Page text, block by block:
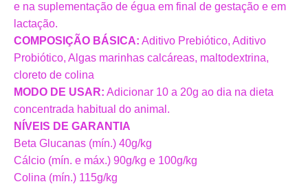
e na suplementação de égua em final de gestação e em
lactação.
COMPOSIÇÃO BÁSICA: Aditivo Prebiótico, Aditivo
Probiótico, Algas marinhas calcáreas, maltodextrina,
cloreto de colina
MODO DE USAR: Adicionar 10 a 20g ao dia na dieta
concentrada habitual do animal.
NÍVEIS DE GARANTIA
Beta Glucanas (mín.) 40g/kg
Cálcio (mín. e máx.) 90g/kg e 100g/kg
Colina (mín.) 115g/kg